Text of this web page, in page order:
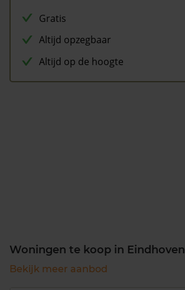
Gratis
Altijd opzegbaar
Altijd op de hoogte
Woningen te koop in Eindhoven
Bekijk meer aanbod